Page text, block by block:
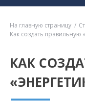
На главную страницу
Как создать правильную
КАК